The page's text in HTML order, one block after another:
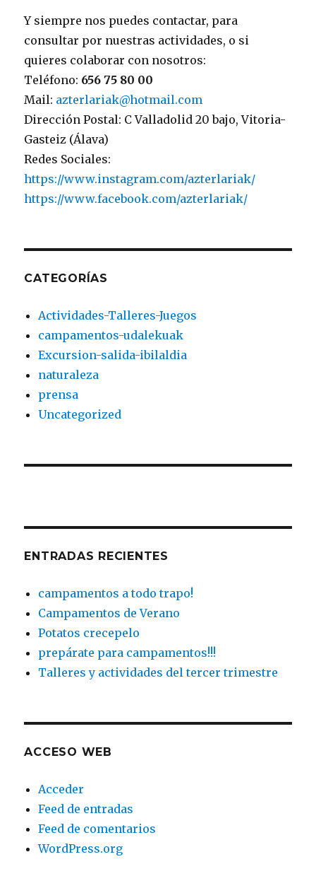
Y siempre nos puedes contactar, para
consultar por nuestras actividades, o si
quieres colaborar con nosotros:
Teléfono: 656 75 80 00
Mail: azterlariak@hotmail.com
Dirección Postal: C Valladolid 20 bajo, Vitoria-
Gasteiz (Álava)
Redes Sociales:
https://www.instagram.com/azterlariak/
https://www.facebook.com/azterlariak/
CATEGORÍAS
Actividades-Talleres-Juegos
campamentos-udalekuak
Excursion-salida-ibilaldia
naturaleza
prensa
Uncategorized
ENTRADAS RECIENTES
campamentos a todo trapo!
Campamentos de Verano
Potatos crecepelo
prepárate para campamentos!!!
Talleres y actividades del tercer trimestre
ACCESO WEB
Acceder
Feed de entradas
Feed de comentarios
WordPress.org